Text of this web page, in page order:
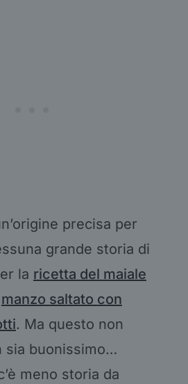
precisa per
grande storia di
la ricetta del maiale
manzo saltato con
. Ma questo non
sia buonissimo…
meno storia da